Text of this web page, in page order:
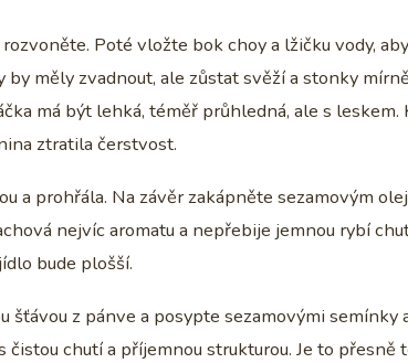
Poté vložte bok choy a lžičku vody,
měly zvadnout, ale zůstat svěží a stonky
má být lehká, téměř průhledná, ale s leskem.
ztratila čerstvost.
a prohřála. Na závěr zakápněte sezamovým
nejvíc aromatu a nepřebije jemnou rybí
bude plošší.
z pánve a posypte sezamovými semínky
chutí a příjemnou strukturou. Je to přesně